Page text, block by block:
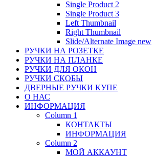
Single Product 2
Single Product 3
Left Thumbnail
Right Thumbnail
Slide/Alternate Image new
РУЧКИ НА РОЗЕТКЕ
РУЧКИ НА ПЛАНКЕ
РУЧКИ ДЛЯ ОКОН
РУЧКИ СКОБЫ
ДВЕРНЫЕ РУЧКИ КУПЕ
О НАС
ИНФОРМАЦИЯ
Column 1
КОНТАКТЫ
ИНФОРМАЦИЯ
Column 2
МОЙ АККАУНТ